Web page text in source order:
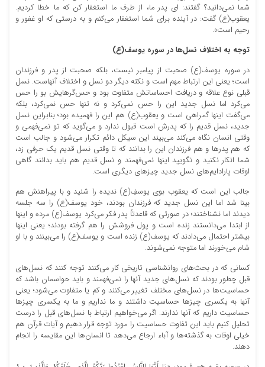
شما نمی‌دانید؟ گفتند: ای پدر ما، از طرف ما استغفار کن که ما خطا کردیم.
یعقوب(ع) گفت: در آینده برای شما استغفار می‌کنم و به درستی که او غفور و
رحیم است».
توجه به اختلاف نسل‌ها در سوره یوسف(ع)
در سوره یوسف(ع) صحبت از پیامبر نیست، بلکه صحبت از پدر و فرزندان
است؛ یعنی این ارتباط مهم است و نکته دیگر دو نسل و اختلاف آنهاست. نسل
قبلی نوع علاقه و دریافت احساساتش متفاوت بود و حس‌گرهایش بو را حس
می‌کرد اما نسل جدید این را حس نمی‌کرد و نه‌ تنها حس نمی‌کرد، بلکه
می‌گفت اینها گمراهی است و یعقوب(ع) هم این را فهمیده بود؛ بنابراین نسل
جدید، نسل قدیم را که پدرش است قبول ندارد و می‌گوید که تو نمی‌فهمی و
وقتی انسان نگاه می‌کند می‌بیند این سیکل دائم تکرار می‌شود و جالب است
که هم پدرها و هم فرزندان این را بدانند که تا وقتی نسل قدیم یک حرفی زد،
شما انکار نکنید و نگویید اینها نمی‌فهمند و نسل قدیم هم باید بدانند گاهی
اوقات پارادایم‌های نسل جدید چیزهای دیگری است.
جالب این است که یعقوب بوی یوسفِ(ع) ندیده را شنید و با پیراهنش هم
بینا شد اما این نسل جدید که فرزندان بودند، خود یوسف(ع) را سه جلسه
دیدند اما نشناختند؛ در صورتی که قاعدتاً پدر فکر می‌کرد یوسف(ع) مرده و اینها
از ابتدا می‌دانستند زنده است و پول فروشش را هم گرفته بودند؛ یعنی اینها
بیشتر احتمال می‌دادند که یوسف(ع) زنده است و یوسف(ع) را می‌بینند و با او
شام می‌خورند اما متوجه نمی‌شوند.
کسانی که در بحث‌های روانشناسی تاریخی کار می‌کنند توجه کنند که نسل‌های
قبل چطور بودند که نسل‌های جدید آنها را نمی‌فهمند و باید حواسمان باشد که
حساسیت‌ها در نسل‌های مختلف تغییر می‌کنند و کم یا متفاوت می‌شود؛ یعنی
آنها به یکسری چیزها حساسیت داشتند و ما نداریم و ما به یکسری چیزها
حساسیت داریم که آنها ندارند. اگر می‌خواهیم ارتباط با نسل‌های قبل را درست
تحلیل کنیم باید این تفاوت حساسیت را مورد توجه قرار دهیم و آیات قرآن هم
خیلی اوقات به گذشته‌ها و آباء ارجاع می‌دهد تا انسان‌ها این مقایسه را انجام
دهند.